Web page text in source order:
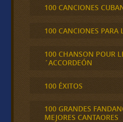
100 CANCIONES
100 CANCIONES PARA
100 CHANSON POUR
´ACCORDEÓN
100 ÉXITOS
100 GRANDES
MEJORES CANTAORES